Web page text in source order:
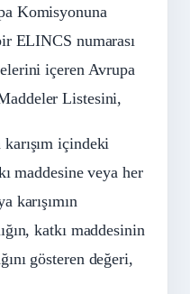
Komisyonuna
ELINCS numarası
içeren Avrupa
Listesini,
içindeki
maddesine veya her
karışımın
katkı maddesinin
gösteren değeri,